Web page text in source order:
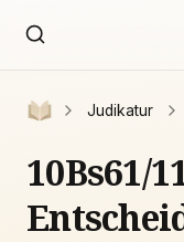
Judikatur
10Bs61/